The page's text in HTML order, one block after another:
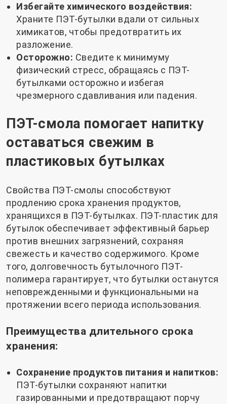
Избегайте химического воздействия:
Храните ПЭТ-бутылки вдали от сильных
химикатов, чтобы предотвратить их
разложение.
Осторожно: Сведите к минимуму
физический стресс, обращаясь с ПЭТ-
бутылками осторожно и избегая
чрезмерного сдавливания или падения.
ПЭТ-смола помогает напитку
оставаться свежим в
пластиковых бутылках
Свойства ПЭТ-смолы способствуют
продлению срока хранения продуктов,
хранящихся в ПЭТ-бутылках. ПЭТ-пластик для
бутылок обеспечивает эффективный барьер
против внешних загрязнений, сохраняя
свежесть и качество содержимого. Кроме
того, долговечность бутылочного ПЭТ-
полимера гарантирует, что бутылки останутся
неповрежденными и функциональными на
протяжении всего периода использования.
Преимущества длительного срока
хранения:
Сохранение продуктов питания и напитков:
ПЭТ-бутылки сохраняют напитки
газированными и предотвращают порчу